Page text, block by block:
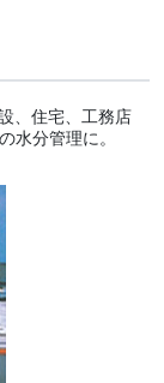
、住宅、工務店
水分管理に。